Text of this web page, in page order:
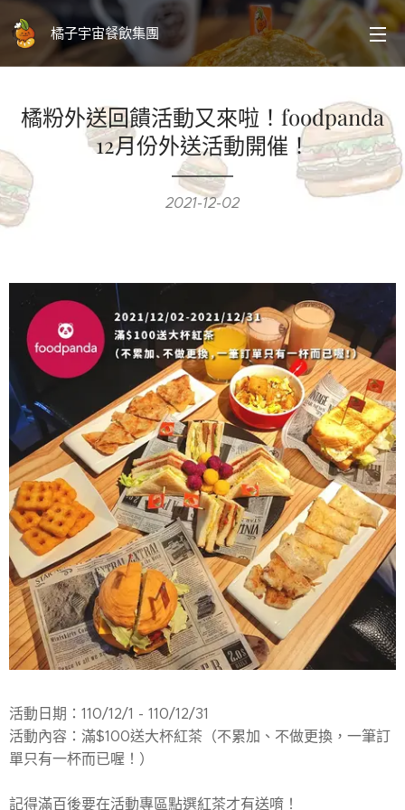
橘子宇宙餐飲集團
橘粉外送回饋活動又來啦！foodpanda
12月份外送活動開催！
2021-12-02
活動日期：110/12/1 - 110/12/31
活動內容：滿$100送大杯紅茶（不累加、不做更換，一筆訂
單只有一杯而已喔！）
記得滿百後要在活動專區點選紅茶才有送唷！